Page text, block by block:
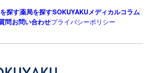
探す薬局を探すSOKUYAKUメディカルコラム
問お問い合わせプライバシーポリシー